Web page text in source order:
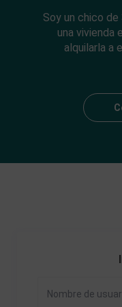
Soy un chico de
una vivienda
alquilarla a